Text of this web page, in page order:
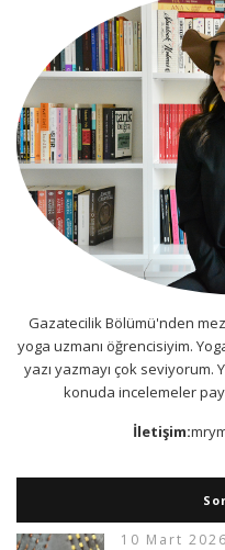
Gazatecilik Bölümü'nden
yoga uzmanı öğrencisiyim.
yazı yazmayı çok seviyorum.
konuda incelemeler
İletişim:
10 Mart 2026